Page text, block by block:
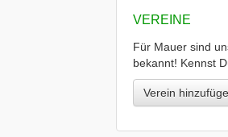
VEREINE
Für Mauer sind
bekannt! Kennst
Verein